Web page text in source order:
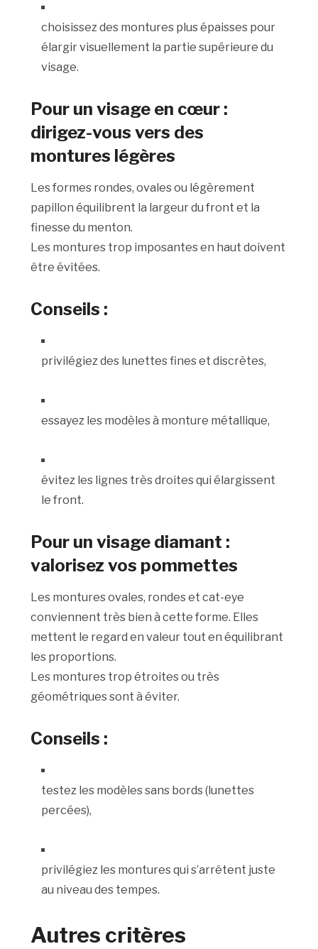
choisissez des montures plus épaisses pour
élargir visuellement la partie supérieure du
visage.
Pour un visage en cœur :
dirigez-vous vers des
montures légères
Les formes rondes, ovales ou légèrement
papillon équilibrent la largeur du front et la
finesse du menton.
Les montures trop imposantes en haut doivent
être évitées.
Conseils :
privilégiez des lunettes fines et discrètes,
essayez les modèles à monture métallique,
évitez les lignes très droites qui élargissent
le front.
Pour un visage diamant :
valorisez vos pommettes
Les montures ovales, rondes et cat-eye
conviennent très bien à cette forme. Elles
mettent le regard en valeur tout en équilibrant
les proportions.
Les montures trop étroites ou très
géométriques sont à éviter.
Conseils :
testez les modèles sans bords (lunettes
percées),
privilégiez les montures qui s’arrêtent juste
au niveau des tempes.
Autres critères